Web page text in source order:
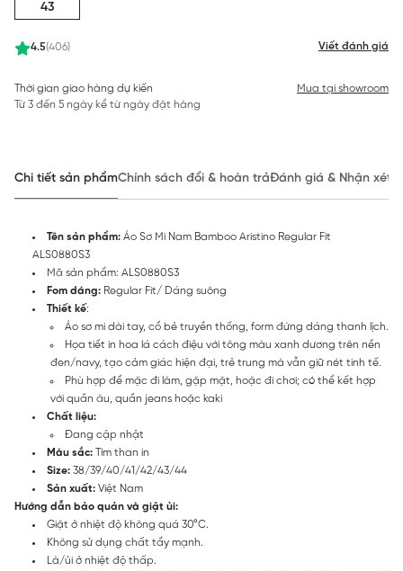
4.5(406) Viết đánh giá
43
Thời gian giao hàng dự kiến
Từ 3 đến 5 ngày kể từ ngày đặt hàng
Mua tại showroom
Chi tiết sản phẩmChính sách đổi & hoàn trảĐánh giá & Nhận xét
Tên sản phẩm: Áo Sơ Mi Nam Bamboo Aristino Regular Fit
ALS0880S3
Mã sản phẩm: ALS0880S3
Fom dáng: Regular Fit/ Dáng suông
Thiết kế:
Áo sơ mi dài tay, cổ bẻ truyền thống, form đứng dáng thanh lịch.
Họa tiết in hoa lá cách điệu với tông màu xanh dương trên nền
đen/navy, tạo cảm giác hiện đại, trẻ trung mà vẫn giữ nét tinh tế.
Phù hợp để mặc đi làm, gặp mặt, hoặc đi chơi; có thể kết hợp
với quần âu, quần jeans hoặc kaki
Chất liệu:
Đang cập nhật
Màu sắc: Tím than in
Size: 38/39/40/41/42/43/44
Sản xuất: Việt Nam
Hướng dẫn bảo quản và giặt ủi:
Giặt ở nhiệt độ không quá 30°C.
Không sử dụng chất tẩy mạnh.
Là/ủi ở nhiệt độ thấp.